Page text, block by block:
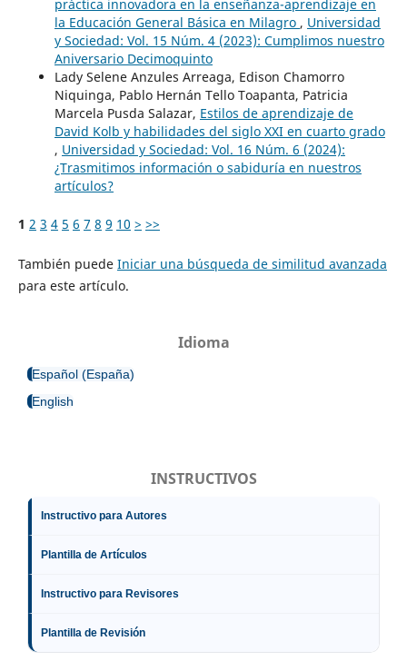
práctica innovadora en la enseñanza-aprendizaje en
la Educación General Básica en Milagro , Universidad
y Sociedad: Vol. 15 Núm. 4 (2023): Cumplimos nuestro
Aniversario Decimoquinto
Lady Selene Anzules Arreaga, Edison Chamorro
Niquinga, Pablo Hernán Tello Toapanta, Patricia
Marcela Pusda Salazar, Estilos de aprendizaje de
David Kolb y habilidades del siglo XXI en cuarto grado
, Universidad y Sociedad: Vol. 16 Núm. 6 (2024):
¿Trasmitimos información o sabiduría en nuestros
artículos?
1 2 3 4 5 6 7 8 9 10 > >>
También puede Iniciar una búsqueda de similitud avanzada
para este artículo.
Idioma
Español (España)
English
INSTRUCTIVOS
Instructivo para Autores
Plantilla de Artículos
Instructivo para Revisores
Plantilla de Revisión